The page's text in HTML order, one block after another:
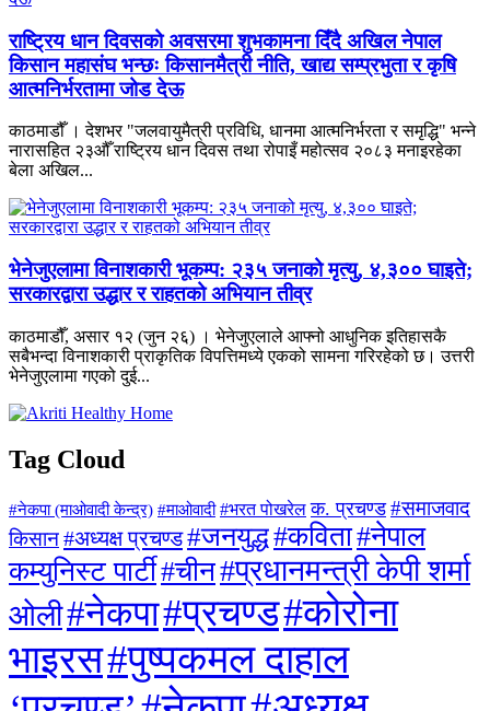
राष्ट्रिय धान दिवसको अवसरमा शुभकामना दिँदै अखिल नेपाल
किसान महासंघ भन्छः किसानमैत्री नीति, खाद्य सम्प्रभुता र कृषि
आत्मनिर्भरतामा जोड देऊ
काठमाडौँ । देशभर "जलवायुमैत्री प्रविधि, धानमा आत्मनिर्भरता र समृद्धि" भन्ने
नारासहित २३औँ राष्ट्रिय धान दिवस तथा रोपाइँ महोत्सव २०८३ मनाइरहेका
बेला अखिल...
भेनेजुएलामा विनाशकारी भूकम्प: २३५ जनाको मृत्यु, ४,३०० घाइते;
सरकारद्वारा उद्धार र राहतको अभियान तीव्र
काठमाडौँ, असार १२ (जुन २६) । भेनेजुएलाले आफ्नो आधुनिक इतिहासकै
सबैभन्दा विनाशकारी प्राकृतिक विपत्तिमध्ये एकको सामना गरिरहेको छ। उत्तरी
भेनेजुएलामा गएको दुई...
Tag Cloud
#नेकपा (माओवादी केन्द्र) #माओवादी #भरत पोखरेल क. प्रचण्ड #समाजवाद
किसान#अध्यक्ष प्रचण्ड#जनयुद्ध#कविता#नेपाल
कम्युनिस्ट पार्टी#चीन#प्रधानमन्त्री केपी शर्मा
ओली#नेकपा#प्रचण्ड#कोरोना
भाइरस#पुष्पकमल दाहाल